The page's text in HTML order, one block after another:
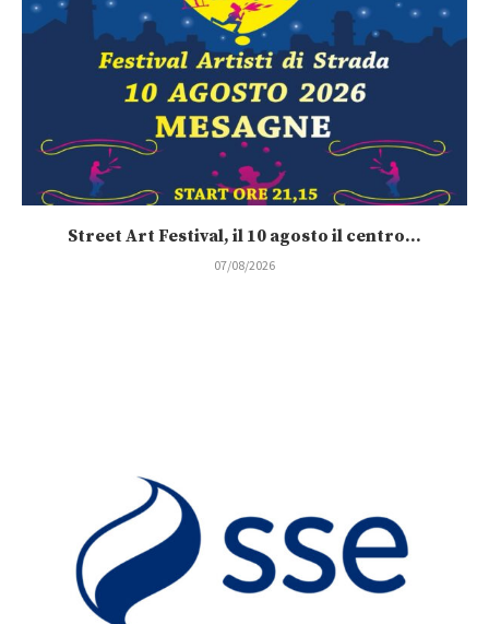
Street Art Festival, il 10 agosto il centro...
07/08/2026